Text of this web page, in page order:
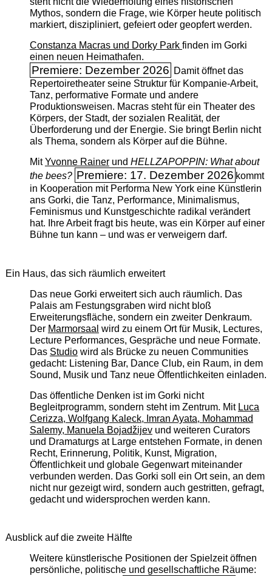
Mythos, sondern die Frage, wie Körper heute politisch
markiert, diszipliniert, gefeiert oder geopfert werden.
Constanza Macras und Dorky Park finden im Gorki
einen neuen Heimathafen.
Premiere: Dezember 2026 Damit öffnet das
Repertoiretheater seine Struktur für Kompanie-Arbeit,
Tanz, performative Formate und andere
Produktionsweisen. Macras steht für ein Theater des
Körpers, der Stadt, der sozialen Realität, der
Überforderung und der Energie. Sie bringt Berlin nicht
als Thema, sondern als Körper auf die Bühne.
MitYvonne Rainerund HELLZAPOPPIN: What about
the bees? Premiere: 17. Dezember 2026 kommt
in Kooperation mit Performa New York eine Künstlerin
ans Gorki, die Tanz, Performance, Minimalismus,
Feminismus und Kunstgeschichte radikal verändert
hat. Ihre Arbeit fragt bis heute, was ein Körper auf einer
Bühne tun kann – und was er verweigern darf.
Ein Haus, das sich räumlich erweitert
Das neue Gorki erweitert sich auch räumlich. Das
Palais am Festungsgraben wird nicht bloß
Erweiterungsfläche, sondern ein zweiter Denkraum.
Der Marmorsaal wird zu einem Ort für Musik, Lectures,
Lecture Performances, Gespräche und neue Formate.
Das Studiowird als Brücke zu neuen Communities
gedacht: Listening Bar, Dance Club, ein Raum, in dem
Sound, Musik und Tanz neue Öffentlichkeiten einladen.
Das öffentliche Denken ist im Gorki nicht
Begleitprogramm, sondern steht im Zentrum. Mit Luca
Cerizza, Wolfgang Kaleck, Imran Ayata, Mohammad
Salemy, Manuela Bojadžijevund weiteren Curators
und Dramaturgs at Large entstehen Formate, in denen
Recht, Erinnerung, Politik, Kunst, Migration,
Öffentlichkeit und globale Gegenwart miteinander
verbunden werden. Das Gorki soll ein Ort sein, an dem
nicht nur gezeigt wird, sondern auch gestritten, gefragt,
gedacht und widersprochen werden kann.
Ausblick auf die zweite Hälfte
Weitere künstlerische Positionen der Spielzeit öffnen
persönliche, politische und gesellschaftliche Räume: